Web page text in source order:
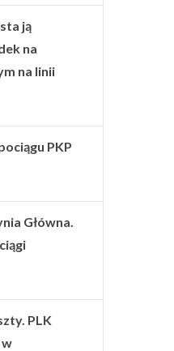
ją
na
na linii
PKP
Główna.
PLK